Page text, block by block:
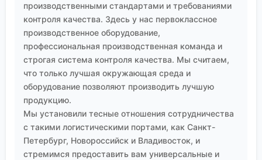
прогнозировать и предотвращать. И ключевое
слово здесь — ?прогнозировать?. Оценивать риск
до того, как открыта канистра, а не после того, как
прозвучал сигнал тревоги.
Поэтому, когда видишь в документах эту
формулировку, стоит мысленно дополнить её: ?
опасность возникновения острых интоксикаций
органическими растворителями определяет
совокупность факторов, игнорирование любого из
которых может привести к трагическим
последствиям?. И действовать соответственно —
производственными стандартами и требованиями
контроля качества. Здесь у нас первоклассное
производственное оборудование,
профессиональная производственная команда и
строгая система контроля качества. Мы считаем,
что только лучшая окружающая среда и
оборудование позволяют производить лучшую
продукцию.
Мы установили тесные отношения сотрудничества
с такими логистическими портами, как Санкт-
Петербург, Новороссийск и Владивосток, и
стремимся предоставить вам универсальные и